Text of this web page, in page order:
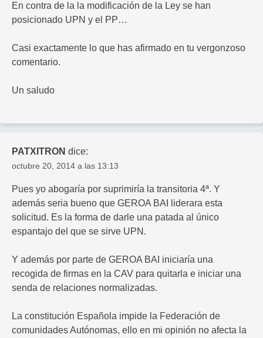
En contra de la la modificación de la Ley se han
posicionado UPN y el PP…
Casi exactamente lo que has afirmado en tu vergonzoso
comentario.
Un saludo
PATXITRON dice:
octubre 20, 2014 a las 13:13
Pues yo abogaría por suprimiría la transitoria 4ª. Y
además seria bueno que GEROA BAI liderara esta
solicitud. Es la forma de darle una patada al único
espantajo del que se sirve UPN.
Y además por parte de GEROA BAI iniciaría una
recogida de firmas en la CAV para quitarla e iniciar una
senda de relaciones normalizadas.
La constitución Española impide la Federación de
comunidades Autónomas, ello en mi opinión no afecta la